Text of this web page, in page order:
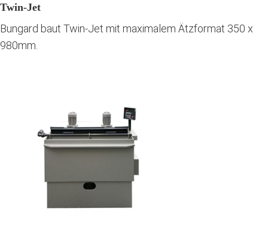
Twin-Jet
Bungard baut Twin-Jet mit maximalem Ätzformat 350 x
980mm.